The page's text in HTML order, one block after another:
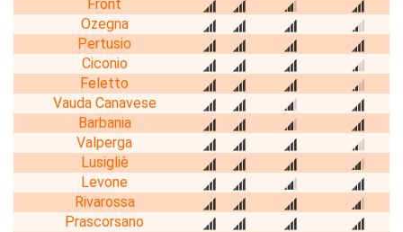
Front
Ozegna
Pertusio
Ciconio
Feletto
Vauda Canavese
Barbania
Valperga
Lusigliè
Levone
Rivarossa
Prascorsano